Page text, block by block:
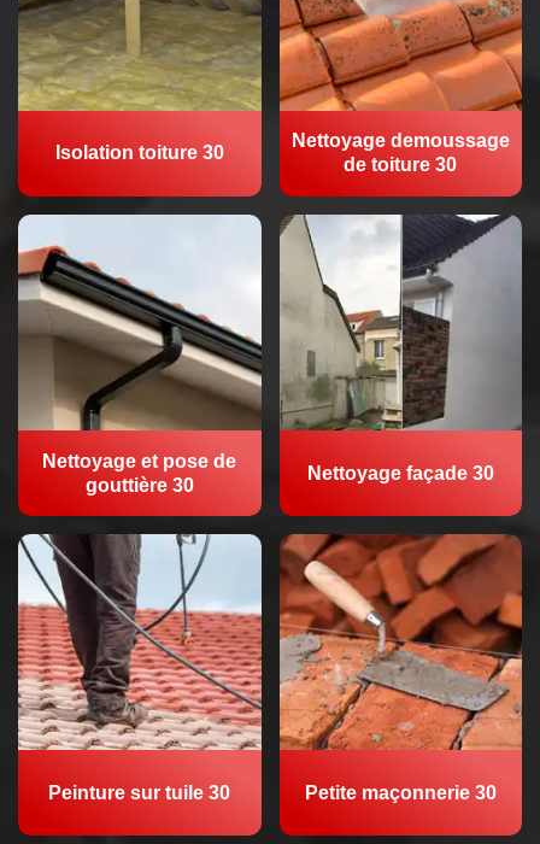
Isolation toiture 30
Nettoyage demoussage
de toiture 30
Nettoyage et pose de
gouttière 30
Nettoyage façade 30
Peinture sur tuile 30 Petite maçonnerie 30